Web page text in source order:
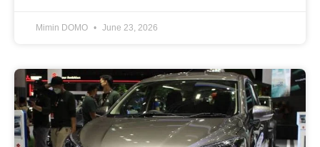
Mimin DOMO June 23, 2026